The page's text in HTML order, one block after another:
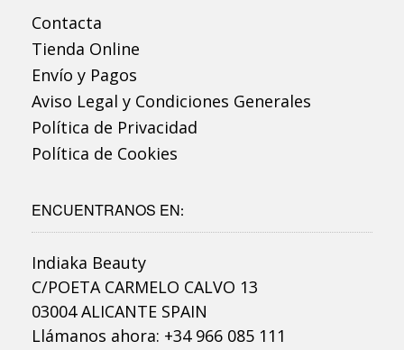
Contacta
Tienda Online
Envío y Pagos
Aviso Legal y Condiciones Generales
Política de Privacidad
Política de Cookies
ENCUENTRANOS EN:
Indiaka Beauty
C/POETA CARMELO CALVO 13
03004 ALICANTE SPAIN
Llámanos ahora: +34 966 085 111